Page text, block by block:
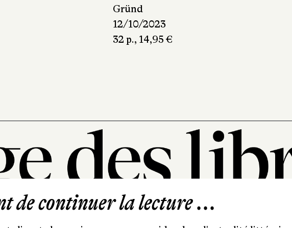
Gründ
12/10/2023
32 p., 14,95 €
101, rue Saint-Lazare
de continuer la lecture ...